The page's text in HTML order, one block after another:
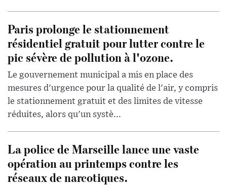
Paris prolonge le stationnement
résidentiel gratuit pour lutter contre le
pic sévère de pollution à l'ozone.
Le gouvernement municipal a mis en place des
mesures d'urgence pour la qualité de l'air, y compris
le stationnement gratuit et des limites de vitesse
réduites, alors qu'un systè...
La police de Marseille lance une vaste
opération au printemps contre les
réseaux de narcotiques.